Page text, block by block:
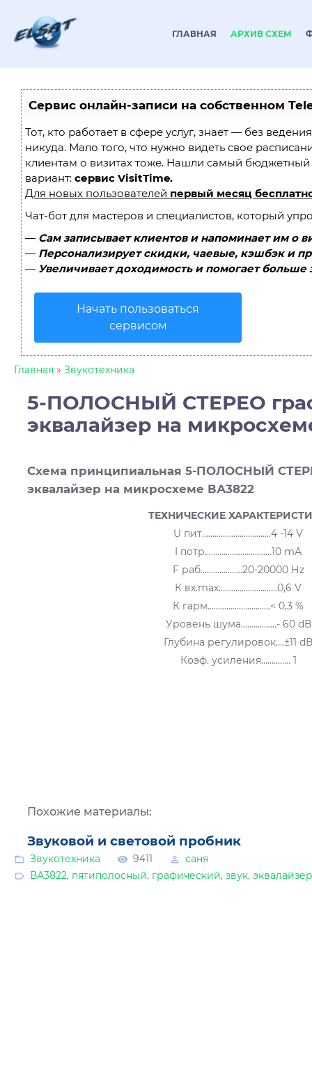
ГЛАВНАЯ АРХИВ СХЕМ
Сервис онлайн-записи на собственном
Тот, кто работает в сфере услуг, знает — без
никуда. Мало того, что нужно видеть свое
клиентам о визитах тоже. Нашли самый
вариант: сервис VisitTime.
Для новых пользователей первый месяц
Чат-бот для мастеров и специалистов, который
— Сам записывает клиентов и напоминает им о
— Персонализирует скидки, чаевые, кэшбэк и
— Увеличивает доходимость и помогает больше
Начать пользоваться
сервисом
Главная » Звукотехника
5-ПОЛОСНЫЙ СТЕРЕО
эквалайзер на
Схема принципиальная 5-ПОЛОСНЫЙ
эквалайзер на микросхеме ВА3822
ТЕХНИЧЕСКИЕ
U пит.................................4 -14 V
I потр................................10 mА
F раб....................20-20000 Нz
К вх.mах............................0,6 V
К гарм..............................< 0,3 %
Уровень шума.................- 60 dВ
Глубина регулировок....±11
Коэф. усиления.............. 1
Похожие материалы:
Звуковой и световой пробник
Звукотехника 9411
саня
ВА3822, пятиполосный, графический, звук, эквалайзер